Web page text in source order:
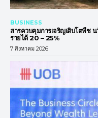
BUSINESS
สารควบคุมการเจริญเติบโตพืช
รายได้ 20 – 25%
7 สิงหาคม 2026